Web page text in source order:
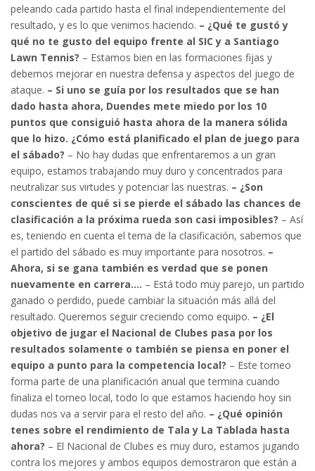
peleando cada partido hasta el final independientemente del
resultado, y es lo que venimos haciendo. – ¿Qué te gustó y
qué no te gusto del equipo frente al SIC y a Santiago
Lawn Tennis? – Estamos bien en las formaciones fijas y
debemos mejorar en nuestra defensa y aspectos del juego de
ataque. – Si uno se guía por los resultados que se han
dado hasta ahora, Duendes mete miedo por los 10
puntos que consiguió hasta ahora de la manera sólida
que lo hizo. ¿Cómo está planificado el plan de juego para
el sábado? – No hay dudas que enfrentaremos a un gran
equipo, estamos trabajando muy duro y concentrados para
neutralizar sus virtudes y potenciar las nuestras. – ¿Son
conscientes de qué si se pierde el sábado las chances de
clasificación a la próxima rueda son casi imposibles? – Así
es, teniendo en cuenta el tema de la clasificación, sabemos que
el partido del sábado es muy importante para nosotros. –
Ahora, si se gana también es verdad que se ponen
nuevamente en carrera…. – Está todo muy parejo, un partido
ganado o perdido, puede cambiar la situación más allá del
resultado. Queremos seguir creciendo como equipo. – ¿El
objetivo de jugar el Nacional de Clubes pasa por los
resultados solamente o también se piensa en poner el
equipo a punto para la competencia local? – Este torneo
forma parte de una planificación anual que termina cuando
finaliza el torneo local, todo lo que estamos haciendo hoy sin
dudas nos va a servir para el resto del año. – ¿Qué opinión
tenes sobre el rendimiento de Tala y La Tablada hasta
ahora? – El Nacional de Clubes es muy duro, estamos jugando
contra los mejores y ambos equipos demostraron que están a